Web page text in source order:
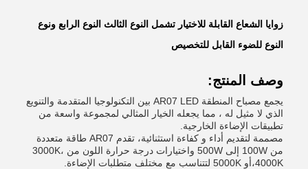
زوايا الشعاع القابلة للاختيار تشمل النوع الثالث النوع الرابع ونوع
النوع للضوء القابل للتخصيص
وصف المنتج:
يجمع مصباح المنطقة AR07 LED بين التكنولوجيا المتقدمة والتنويع
الذي لا مثيل له ، مما يجعله الخيار المثالي لمجموعة واسعة من
تطبيقات الإضاءة الخارجية.
مصممة لتقديم أداء و كفاءة استثنائية، تقدم AR07 طاقة متعددة
من 100W إلى 500W واختيارات درجة حرارة اللون من 3000K،
4000K،أو 5000K لتتناسب مع مختلف متطلبات الإضاءة.